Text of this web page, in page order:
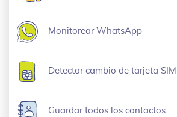
Monitorear WhatsApp
Detectar cambio de tarjeta SIM
Guardar todos los contactos